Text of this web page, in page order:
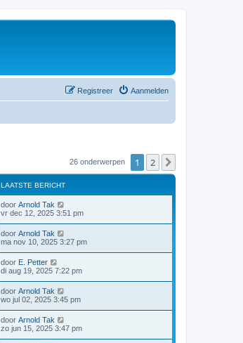
Aanmelden
Registreer
26 onderwerpen 1 2
LAATSTE BERICHT
door Arnold Tak
vr dec 12, 2025 3:51 pm
door Arnold Tak
ma nov 10, 2025 3:27 pm
door E. Petter
di aug 19, 2025 7:22 pm
door Arnold Tak
wo jul 02, 2025 3:45 pm
door Arnold Tak
zo jun 15, 2025 3:47 pm